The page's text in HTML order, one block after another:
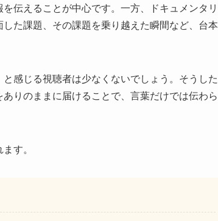
伝えることが中心です。一方、ドキュメンタリ
た課題、その課題を乗り越えた瞬間など、台本
感じる視聴者は少なくないでしょう。そうした
りのままに届けることで、言葉だけでは伝わら
す。